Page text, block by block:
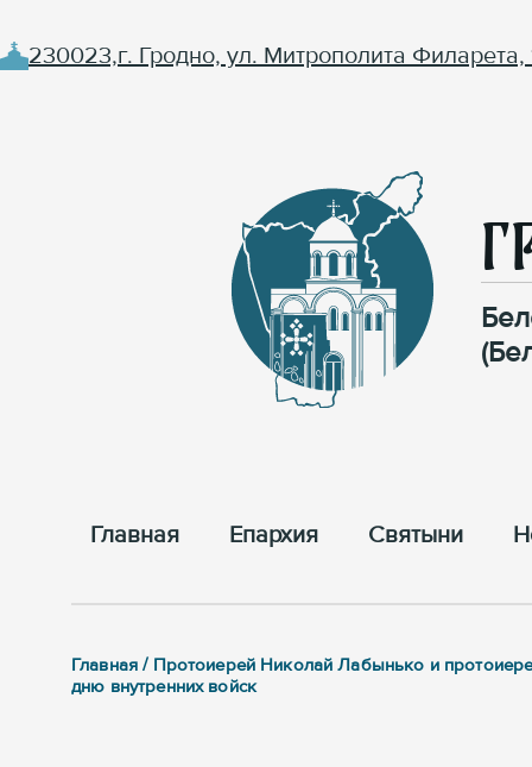
230023,г. Гродно, ул. Митрополита Филарета,
Главная Епархия Cвятыни
Главная / Протоиерей Николай Лабынько и
дню внутренних войск